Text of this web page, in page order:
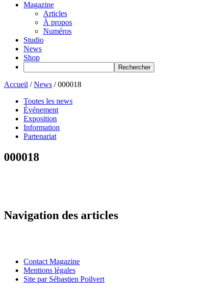
Magazine
Articles
À propos
Numéros
Studio
News
Shop
Accueil /News /000018
Toutes les news
Événement
Exposition
Information
Partenariat
000018
Navigation des articles
Contact Magazine
Mentions légales
Site par Sébastien Poilvert